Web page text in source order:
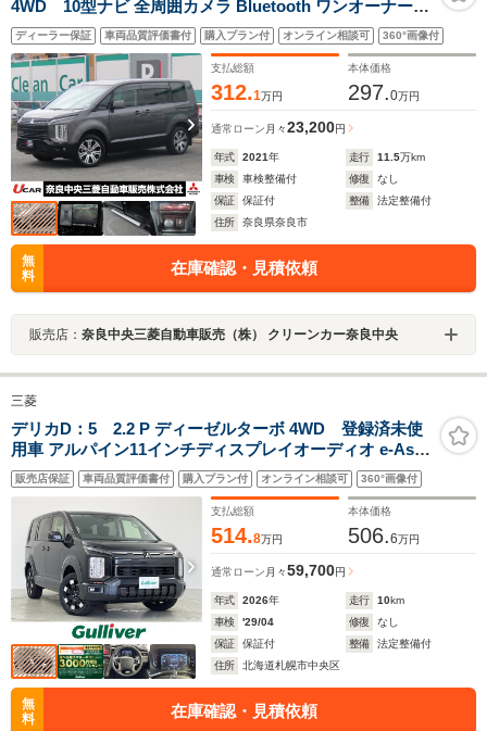
4WD 10型ナビ 全周囲カメラ Bluetooth ワンオーナー
ETC2.0 パドルシフト 電動パーキングブレーキ ステアリ
ングヒーター プッシュスタート 電動サイドステップ 純正
18インチアルミホイール スペアスマートキー
ディーラー保証 車両品質評価書付 購入プラン付 オンライン相談可 360°画像付
支払総額
312.1万円
本体価格
297.0万円
通常ローン 月々23,200円
年式 2021年 走行 11.5万km
車検
車検整備付 修復
なし
保証
保証付 整備
法定整備付
住所
奈良県奈良市
無
料
在庫確認・見積依頼
販売店： 奈良中央三菱自動車販売（株） クリーンカー奈良中央
三菱
デリカD：5 2.2 P ディーゼルターボ 4WD 登録済未使
用車 アルパイン11インチディスプレイオーディオ e-Assit
ブラインドスポットモニター アラウンドビューモニター
レーダークルーズコントロール 車線逸脱警報 衝突軽減
先行車発進
販売店保証 車両品質評価書付 購入プラン付 オンライン相談可 360°画像付
支払総額
514.8万円
本体価格
506.6万円
通常ローン 月々59,700円
年式 2026年 走行 10km
車検
'29/04 修復
なし
保証
保証付 整備
法定整備付
住所
北海道札幌市中央区
無
料
在庫確認・見積依頼